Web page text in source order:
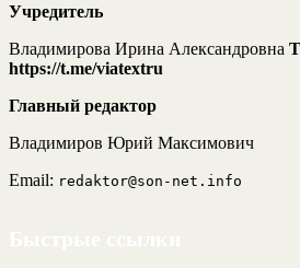
Учредитель
Владимирова Ирина Александровна
https://t.me/viatextru
Главный редактор
Владимиров Юрий Максимович
Email: redaktor@son-net.info